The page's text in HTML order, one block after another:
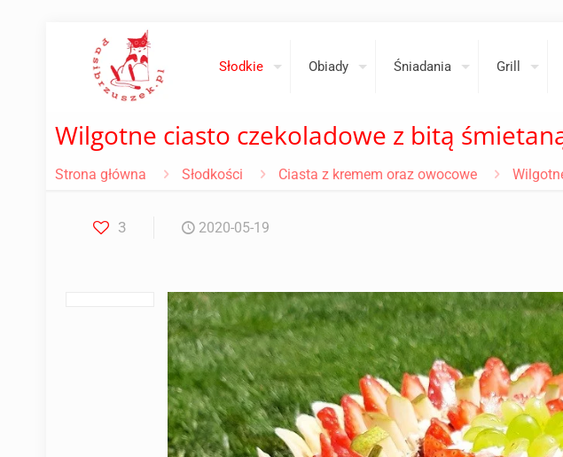
Słodkie Obiady Śniadania Grill
Wilgotne ciasto czekoladowe z bitą
Strona główna Słodkości Ciasta z kremem oraz owocowe
3 2020-05-19